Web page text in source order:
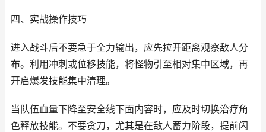
四、实战操作技巧
进入战斗后不要急于全力输出，应先拉开距离观察敌人分
布。利用冲刺或位移技能，将怪物引至相对集中区域，再
开启爆发技能集中清理。
当队伍血量下降至安全线下面内容时，应及时切换治疗角
色释放技能。不要贪刀，尤其是在敌人蓄力阶段，提前闪